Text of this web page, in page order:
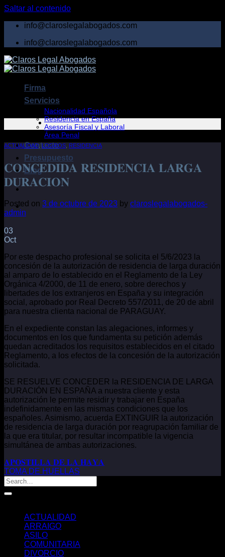
Saltar al contenido
info@claroslegalabogados.com
info@claroslegalabogados.com
Firma
Servicios
Nacionalidad Española
Residencia en España
Asesoría Fiscal y Laboral
Área Penal
Contacto
Presupuesto
Blog
ACTUALIDAD,LOGROS RESIDENCIA
𝐂𝐎𝐍𝐂𝐄𝐃𝐈𝐃𝐀 𝐑𝐄𝐒𝐈𝐃𝐄𝐍𝐂𝐈𝐀 𝐋𝐀𝐑𝐆𝐀
𝐃𝐔𝐑𝐀𝐂𝐈𝐎𝐍
Posted on 3 de octubre de 2023 by claroslegalabogados-
admin
03
Oct
Por este despacho profesional se solicita el 5/6/2023 la
concesión de la autorización de residencia de larga duración
al amparo de lo establecido en el Reglamento de la Ley
Orgánica 4/2000, de 11 de enero, sobre derechos y
libertades de los extranjeros en España y su integración
social, aprobado por Real Decreto 557/2011, de 20 de abril
para nuestra clienta nacional de PARAGUAY.
En el expediente constan las alegaciones, informes y
documentos en los que fundamenta su petición además
quedan acreditados los requisitos establecidos en el citado
Reglamento, a los efectos de la concesión de la autorización
solicitada.
SE RESUELVE CONCEDER la RESIDENCIA DE LARGA
DURACIÓN EN ESPAÑA a nuestra cliente y esta
autorización le permite residir y trabajar en España
indefinidamente en las mismas condiciones que los
españoles. Asimismo, acuerda EXTINGUIR la autorización
de residencia de larga duración por reagrupación familiar de
la que era titular, por resultar incompatible la vigencia
simultánea de ambas autorizaciones.
𝐀𝐏𝐎𝐒𝐓𝐈𝐋𝐋𝐀 𝐃𝐄 𝐋𝐀 𝐇𝐀𝐘𝐀
TOMA DE HUELLAS
ACTUALIDAD
ARRAIGO
ASILO
COMUNITARIA
DIVORCIO